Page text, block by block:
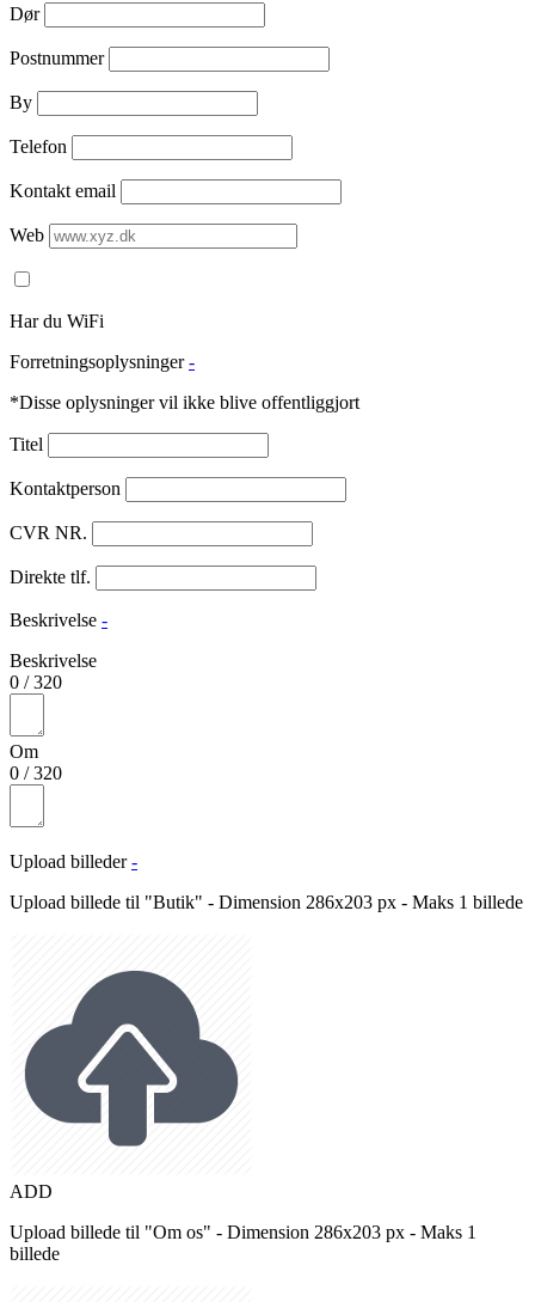
Dør
Postnummer
By
Telefon
Kontakt email
Web
Har du WiFi
Forretningsoplysninger -
*Disse oplysninger vil ikke blive offentliggjort
Titel
Kontaktperson
CVR NR.
Direkte tlf.
Beskrivelse -
Beskrivelse
0 /320
Om
0 /320
Upload billeder -
Upload billede til "Butik" - Dimension 286x203 px - Maks 1 billede
ADD
Upload billede til "Om os" - Dimension 286x203 px - Maks 1
billede